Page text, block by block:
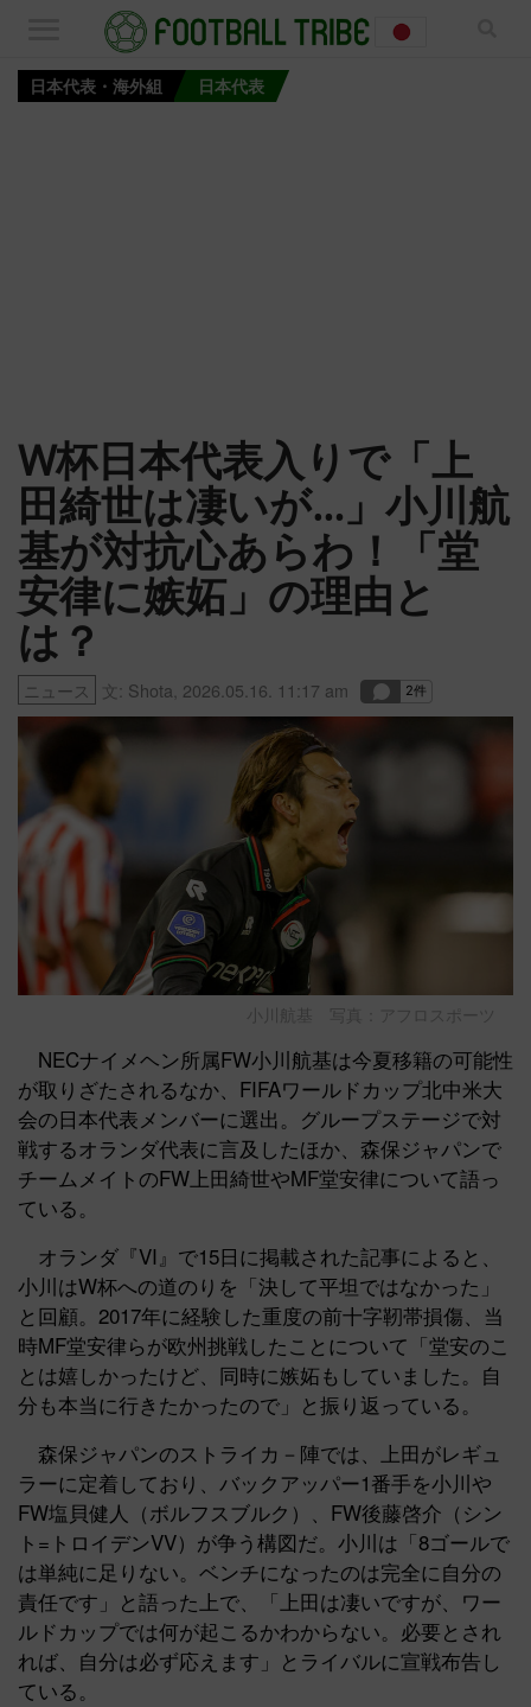
日本代表・海外組 日本代表
W杯日本代表入りで「上
田綺世は凄いが…」小川航
基が対抗心あらわ！「堂
安律に嫉妬」の理由と
は？
ニュース 文: Shota 2026.05.16. 11:17 am
小川航基 写真：アフロスポーツ
NECナイメヘン所属FW小川航基は今夏移籍の可能性
が取りざたされるなか、FIFAワールドカップ北中米大
会の日本代表メンバーに選出。グループステージで対
戦するオランダ代表に言及したほか、森保ジャパンで
チームメイトのFW上田綺世やMF堂安律について語っ
ている。
オランダ『VI』で15日に掲載された記事によると、
小川はW杯への道のりを「決して平坦ではなかった」
と回顧。2017年に経験した重度の前十字靭帯損傷、当
時MF堂安律らが欧州挑戦したことについて「堂安のこ
とは嬉しかったけど、同時に嫉妬もしていました。自
分も本当に行きたかったので」と振り返っている。
森保ジャパンのストライカ－陣では、上田がレギュ
ラーに定着しており、バックアッパー1番手を小川や
FW塩貝健人（ボルフスブルク）、FW後藤啓介（シン
ト=トロイデンVV）が争う構図だ。小川は「8ゴールで
は単純に足りない。ベンチになったのは完全に自分の
責任です」と語った上で、「上田は凄いですが、ワー
ルドカップでは何が起こるかわからない。必要とされ
れば、自分は必ず応えます」とライバルに宣戦布告し
ている。